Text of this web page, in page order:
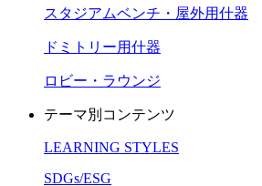
スタジアムベンチ・屋外用什器
ドミトリー用什器
ロビー・ラウンジ
テーマ別コンテンツ
LEARNING STYLES
SDGs/ESG